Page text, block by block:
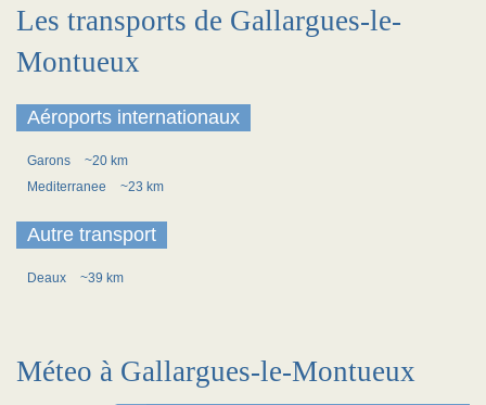
Les transports de Gallargues-le-
Montueux
Aéroports internationaux
Garons
~20 km
Mediterranee
~23 km
Autre transport
Deaux ~39 km
Méteo à Gallargues-le-Montueux